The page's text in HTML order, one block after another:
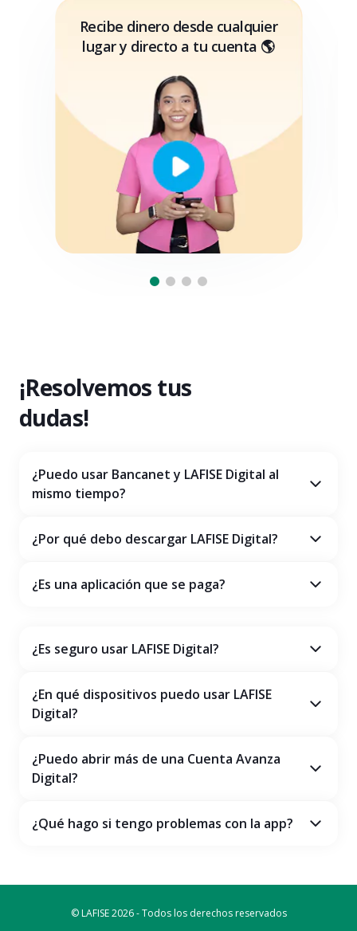
Recibe dinero desde cualquier
lugar y directo a tu cuenta 🌎
¡Resolvemos tus
dudas!
¿Puedo usar Bancanet y LAFISE Digital al
mismo tiempo?
¿Por qué debo descargar LAFISE Digital?
¿Es una aplicación que se paga?
¿Es seguro usar LAFISE Digital?
¿En qué dispositivos puedo usar LAFISE
Digital?
¿Puedo abrir más de una Cuenta Avanza
Digital?
¿Qué hago si tengo problemas con la app?
© LAFISE 2026 - Todos los derechos reservados